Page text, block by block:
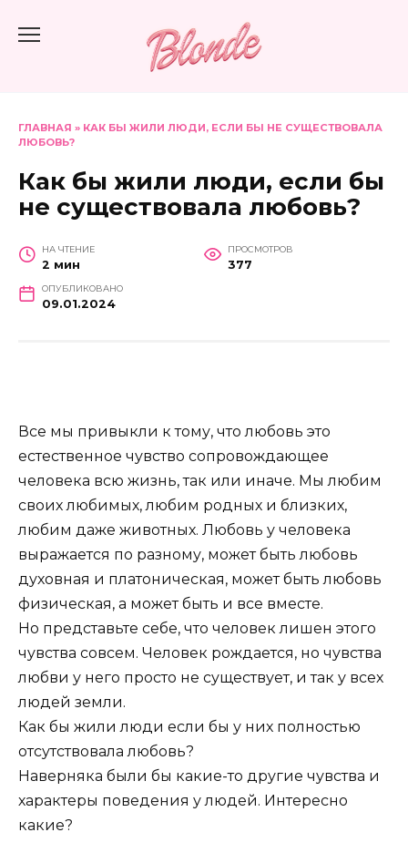
ГЛАВНАЯ » КАК БЫ ЖИЛИ ЛЮДИ, ЕСЛИ БЫ НЕ СУЩЕСТВОВАЛА
ЛЮБОВЬ?
Как бы жили люди, если бы
не существовала любовь?
НА ЧТЕНИЕ
2 мин
ПРОСМОТРОВ
377
ОПУБЛИКОВАНО
09.01.2024
Все мы привыкли к тому, что любовь это
естественное чувство сопровождающее
человека всю жизнь, так или иначе. Мы любим
своих любимых, любим родных и близких,
любим даже животных. Любовь у человека
выражается по разному, может быть любовь
духовная и платоническая, может быть любовь
физическая, а может быть и все вместе.
Но представьте себе, что человек лишен этого
чувства совсем. Человек рождается, но чувства
любви у него просто не существует, и так у всех
людей земли.
Как бы жили люди если бы у них полностью
отсутствовала любовь?
Наверняка были бы какие-то другие чувства и
характеры поведения у людей. Интересно
какие?